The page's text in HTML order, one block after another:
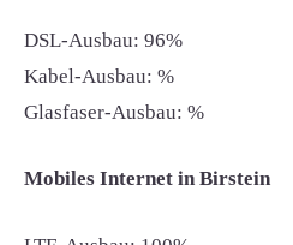
DSL-Ausbau: 96%
Kabel-Ausbau: %
Glasfaser-Ausbau: %
Mobiles Internet in Birstein